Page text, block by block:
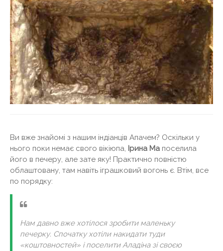
Ви вже знайомі з нашим індіанців Апачем? Оскільки у
нього поки немає свого вікіюпа, Ірина Ма поселила
його в печеру, але зате яку! Практично повністю
облаштовану, там навіть іграшковий вогонь є. Втім, все
по порядку:
Нам давно вже хотілося зробити маленьку
печерку. Спочатку хотіли накидати туди
«коштовностей» і поселити Аладіна зі своєю